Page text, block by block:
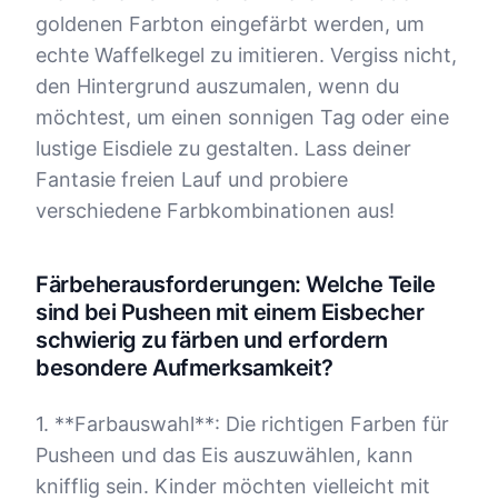
goldenen Farbton eingefärbt werden, um
echte Waffelkegel zu imitieren. Vergiss nicht,
den Hintergrund auszumalen, wenn du
möchtest, um einen sonnigen Tag oder eine
lustige Eisdiele zu gestalten. Lass deiner
Fantasie freien Lauf und probiere
verschiedene Farbkombinationen aus!
Färbeherausforderungen: Welche Teile
sind bei Pusheen mit einem Eisbecher
schwierig zu färben und erfordern
besondere Aufmerksamkeit?
1. **Farbauswahl**: Die richtigen Farben für
Pusheen und das Eis auszuwählen, kann
knifflig sein. Kinder möchten vielleicht mit